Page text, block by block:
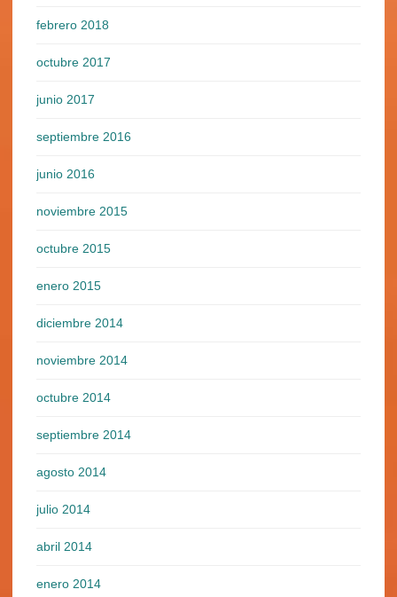
febrero 2018
octubre 2017
junio 2017
septiembre 2016
junio 2016
noviembre 2015
octubre 2015
enero 2015
diciembre 2014
noviembre 2014
octubre 2014
septiembre 2014
agosto 2014
julio 2014
abril 2014
enero 2014